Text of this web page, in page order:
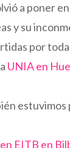
a poner
y su
por
UNIA en
estuvimos
EITB en